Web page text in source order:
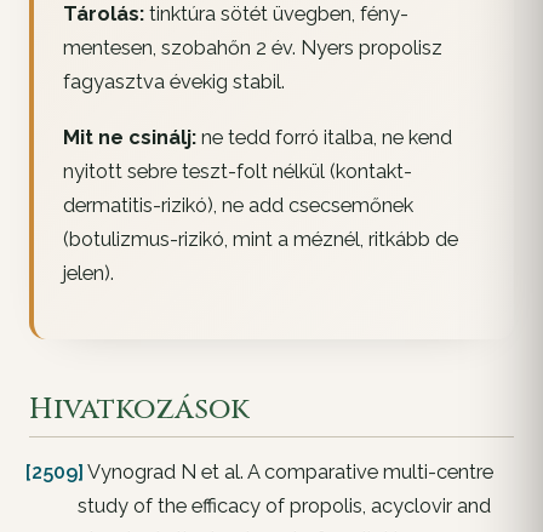
Tárolás: tinktúra sötét üvegben, fény-
mentesen, szobahőn 2 év. Nyers propolisz
fagyasztva évekig stabil.
Mit ne csinálj: ne tedd forró italba, ne kend
nyitott sebre teszt-folt nélkül (kontakt-
dermatitis-rizikó), ne add csecsemőnek
(botulizmus-rizikó, mint a méznél, ritkább de
jelen).
Hivatkozások
[2509] Vynograd N et al. A comparative multi-centre
study of the efficacy of propolis, acyclovir and